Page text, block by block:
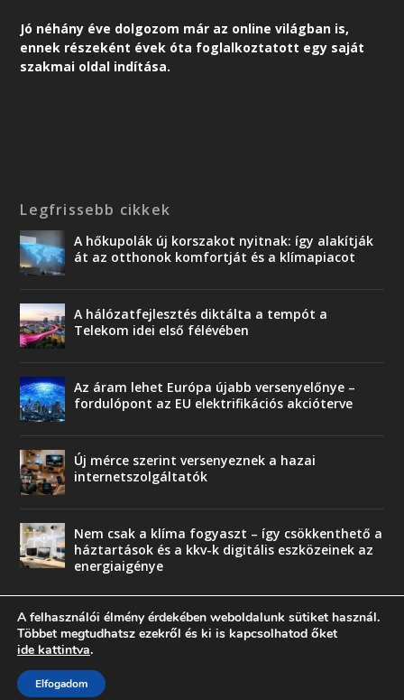
Jó néhány éve dolgozom már az online világban is,
ennek részeként évek óta foglalkoztatott egy saját
szakmai oldal indítása.
Legfrissebb cikkek
A hőkupolák új korszakot nyitnak: így alakítják
át az otthonok komfortját és a klímapiacot
A hálózatfejlesztés diktálta a tempót a
Telekom idei első félévében
Az áram lehet Európa újabb versenyelőnye –
fordulópont az EU elektrifikációs akcióterve
Új mérce szerint versenyeznek a hazai
internetszolgáltatók
Nem csak a klíma fogyaszt – így csökkenthető a
háztartások és a kkv-k digitális eszközeinek az
energiaigénye
Trend
Üzlet
A felhasználói élmény érdekében weboldalunk sütiket használ.
Többet megtudhatsz ezekről és ki is kapcsolhatod őket
ide kattintva.
Elfogadom